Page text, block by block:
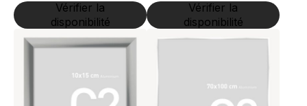
Vérifier la
disponibilité
Vérifier la
disponibilité